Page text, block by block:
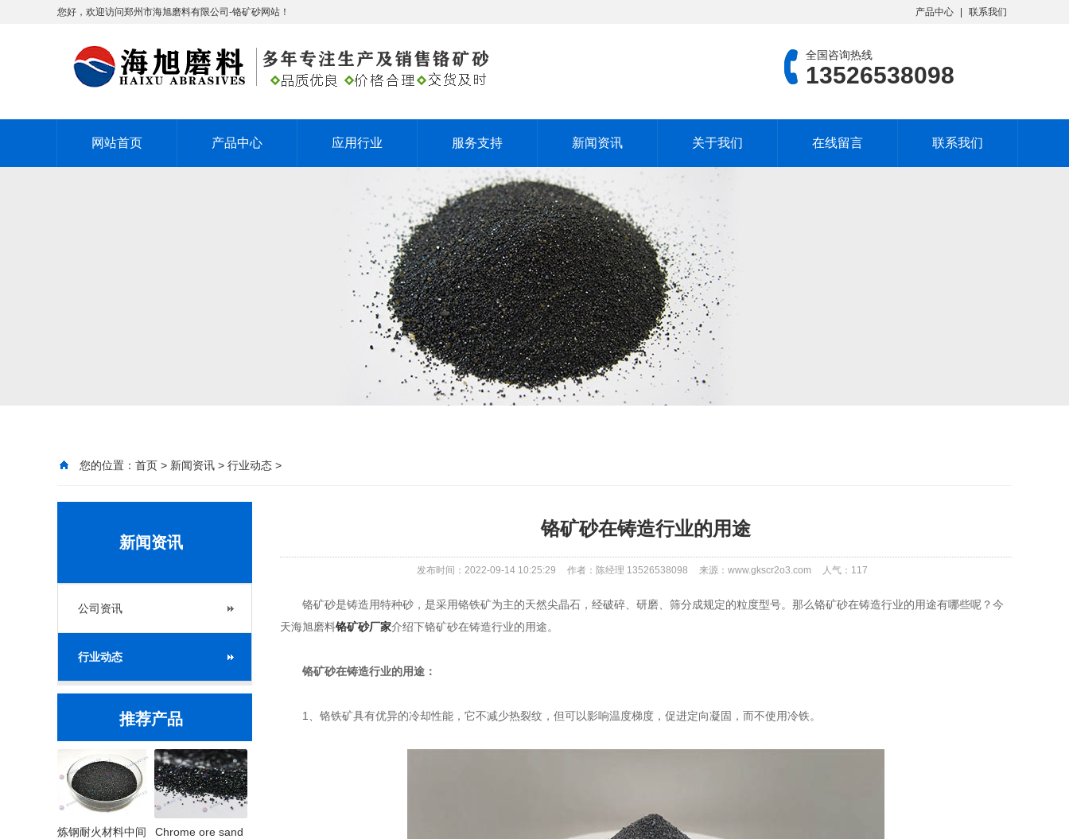
您好，欢迎访问郑州市海旭磨料有限公司-铬矿砂网站！ 产品中心 联系我们
全国咨询热线
13526538098
网站首页 产品中心 应用行业 服务支持 新闻资讯 关于我们 在线留言 联系我们
您的位置： 首页 > 新闻资讯 > 行业动态 >
新闻资讯
公司资讯
行业动态
推荐产品
炼钢耐火材料中间 Chrome ore sand
铬矿砂在铸造行业的用途
发布时间：2022-09-14 10:25:29 作者：陈经理 13526538098 来源：www.gkscr2o3.com 人气： 117
铬矿砂是铸造用特种砂，是采用铬铁矿为主的天然尖晶石，经破碎、研磨、筛分成规定的粒度型号。那么铬矿砂在铸造行业的用途有哪些呢？今
天海旭磨料铬矿砂厂家介绍下铬矿砂在铸造行业的用途。
铬矿砂在铸造行业的用途：
1、铬铁矿具有优异的冷却性能，它不减少热裂纹，但可以影响温度梯度，促进定向凝固，而不使用冷铁。